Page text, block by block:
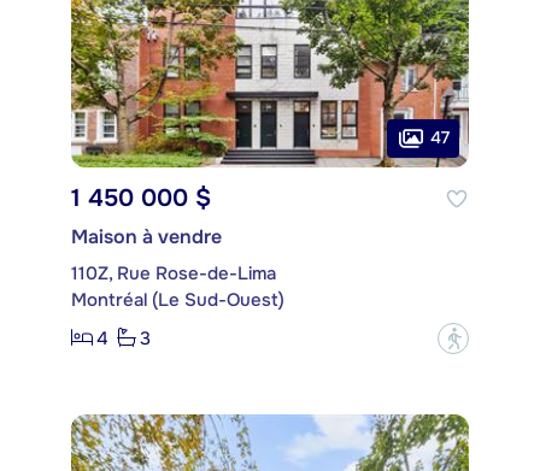
47
1 450 000 $
Maison à vendre
110Z, Rue Rose-de-Lima
Montréal (Le Sud-Ouest)
4
3 ?